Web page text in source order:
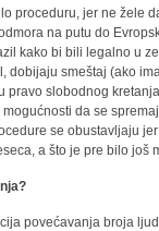
proceduru, jer ne žele
na putu do
kako bi bili legalno u
dobijaju smeštaj (ako
pravo slobodnog
da se
se obustavljaju
a što je pre bilo još
povećavanja broja